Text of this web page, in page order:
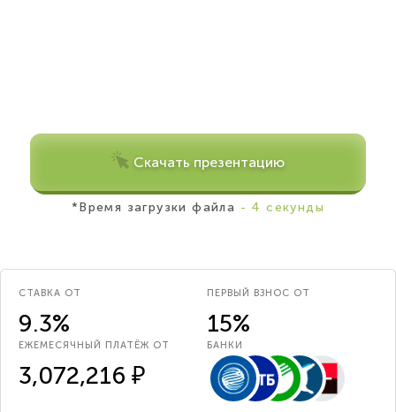
Скачать презентацию
*Время загрузки файла - 4 секунды
СТАВКА ОТ
9.3%
ПЕРВЫЙ ВЗНОС ОТ
15%
ЕЖЕМЕСЯЧНЫЙ ПЛАТЁЖ ОТ
3,072,216 ₽
БАНКИ